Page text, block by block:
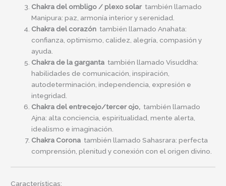
Chakra del ombligo / plexo solar también llamado
Manipura: paz, armonía interior y serenidad.
Chakra del corazón también llamado Anahata:
confianza, optimismo, calidez, alegría, compasión y
ayuda.
Chakra de la garganta también llamado Visuddha:
habilidades de comunicación, inspiración,
autodeterminación, independencia, expresión e
integridad.
Chakra del entrecejo/tercer ojo, también llamado
Ajna: alta conciencia, espiritualidad, mente alerta,
idealismo e imaginación.
Chakra Corona también llamado Sahasrara: perfecta
comprensión, plenitud y conexión con el origen divino.
Características: